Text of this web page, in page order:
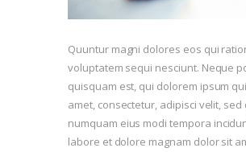
Quuntur magni dolores eos qui
voluptatem sequi nesciunt. Neque
quisquam est, qui dolorem ipsum
amet, consectetur, adipisci velit, sed
numquam eius modi tempora
labore et dolore magnam dolor sit